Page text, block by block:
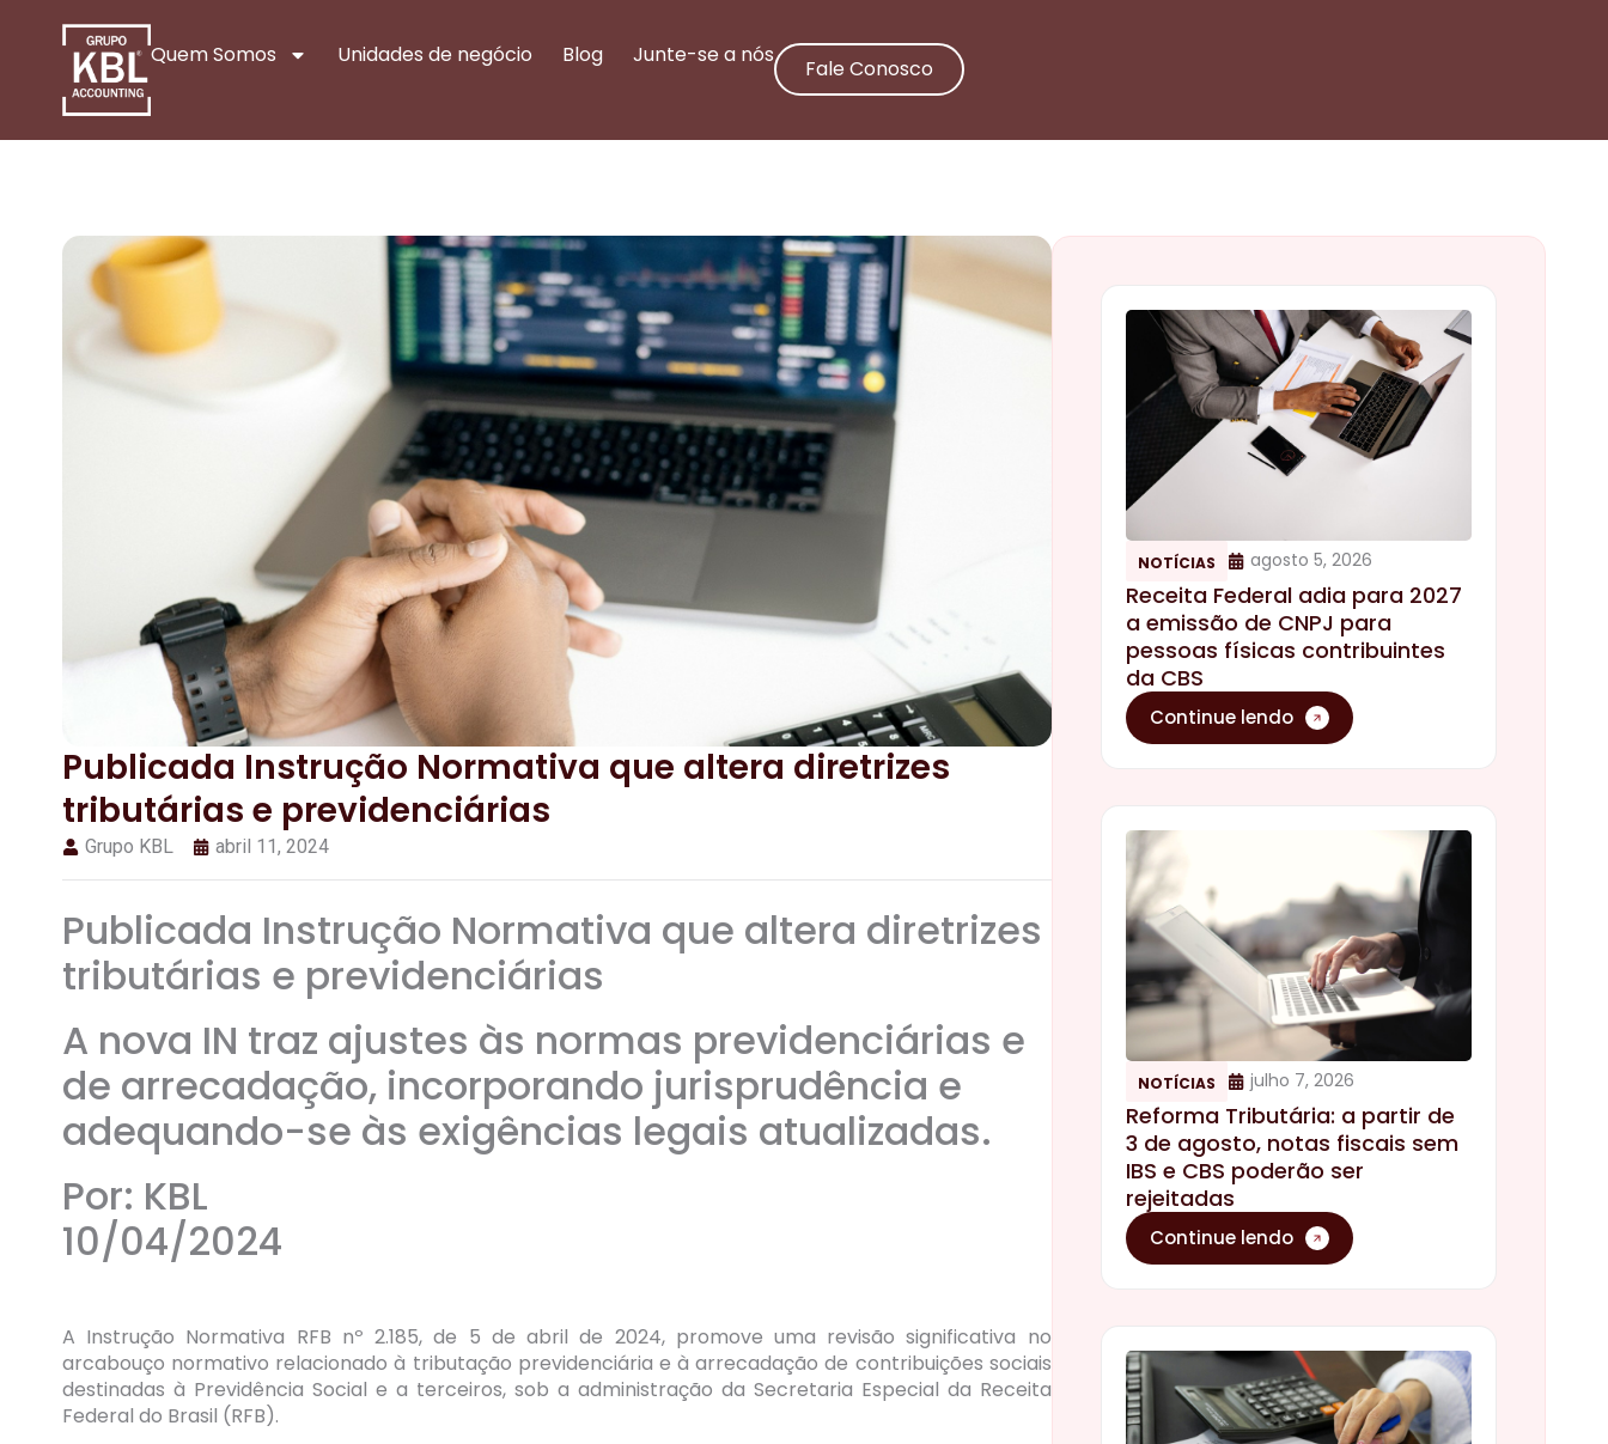
Quem Somos Unidades de negócio Blog Junte-se a nós
Fale Conosco
NOTÍCIAS agosto 5, 2026
Receita Federal adia para 2027
a emissão de CNPJ para
pessoas físicas contribuintes
da CBS
Continue lendo
NOTÍCIAS julho 7, 2026
Reforma Tributária: a partir de
3 de agosto, notas fiscais sem
IBS e CBS poderão ser
rejeitadas
Continue lendo
Publicada Instrução Normativa que altera diretrizes
tributárias e previdenciárias
Grupo KBL abril 11, 2024
Publicada Instrução Normativa que altera diretrizes
tributárias e previdenciárias
A nova IN traz ajustes às normas previdenciárias e
de arrecadação, incorporando jurisprudência e
adequando-se às exigências legais atualizadas.
Por: KBL
10/04/2024
A Instrução Normativa RFB nº 2.185, de 5 de abril de 2024, promove uma revisão significativa no
arcabouço normativo relacionado à tributação previdenciária e à arrecadação de contribuições sociais
destinadas à Previdência Social e a terceiros, sob a administração da Secretaria Especial da Receita
Federal do Brasil (RFB).